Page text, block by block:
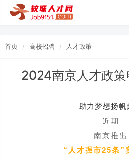
首页 高校招聘 人才政策
2024南京人才政策
助力梦想扬帆
近期
南京推出
“人才强市25条”